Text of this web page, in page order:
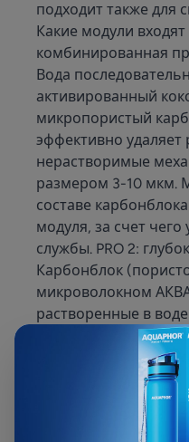
подходит также для
Какие модули входят
комбинированная
Вода
активированный
микропористый
эффективно удаляет
нерастворимые
размером 3-10 мкм.
составе
модуля, за счет чего
службы. PRO 2:
Карбонблок
микроволокном
растворенные в
Активированный
составе
от хлора, железа и
АКВАЛЕН —
металлов. PRO 100: